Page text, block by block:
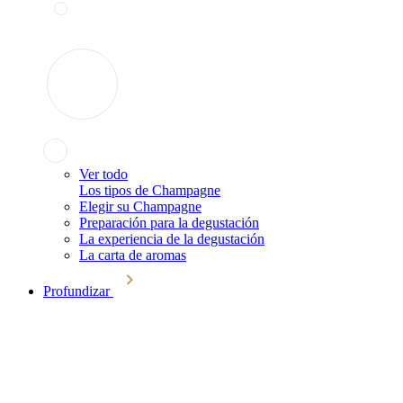
Ver todo
Los tipos de Champagne
Elegir su Champagne
Preparación para la degustación
La experiencia de la degustación
La carta de aromas
Profundizar